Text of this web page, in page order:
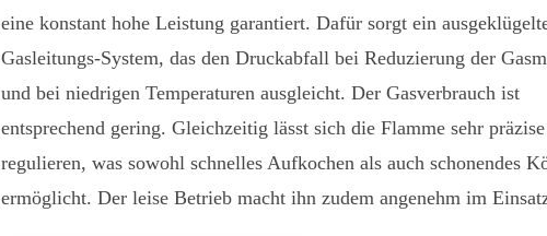
eine konstant hohe Leistung garantiert. Dafür sorgt ein
Gasleitungs-System, das den Druckabfall bei Reduzierung der
und bei niedrigen Temperaturen ausgleicht. Der Gasverbrauch ist
entsprechend gering. Gleichzeitig lässt sich die Flamme sehr präzise
regulieren, was sowohl schnelles Aufkochen als auch schonendes
ermöglicht. Der leise Betrieb macht ihn zudem angenehm im